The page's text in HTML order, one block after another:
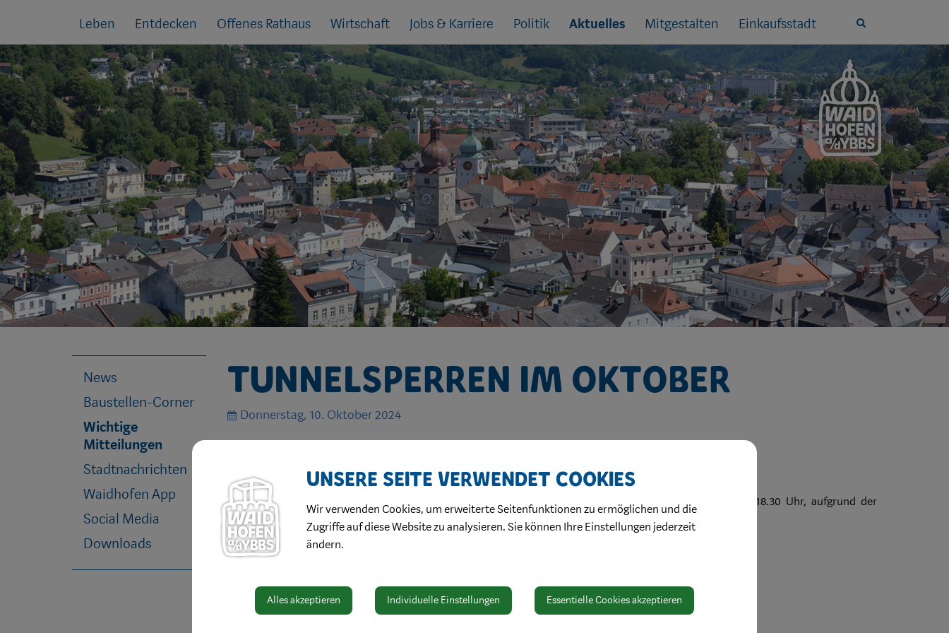
Sprungmarken
zu:
Leben Entdecken Offenes Rathaus Wirtschaft Jobs & Karriere Politik Aktuelles Mitgestalten Einkaufsstadt
Site
Tunnelsperren im Oktober
Donnerstag, 10. Oktober 2024
DerBuchenbergtunnel
ist von Montag, 14. Oktober bis Donnerstag, 17. Oktober, jeweils von 8.00 bis 18.30 Uhr, aufgrund der
Herbstreinigung gesperrt.
DerSchillerparktunnelist von Donnerstag, 17. Oktober, 19.00 Uhr bis Freitag, 18. Oktober, 05.30 Uhr gesperrt.
Die Öffnungszeiten werden dem Arbeitsfortschritt angepasst und können somit auch früher möglich sein.
Wir bitten um Ihr Verständnis!
News
Baustellen-Corner
Wichtige
Mitteilungen
Stadtnachrichten
Waidhofen App
Social Media
Downloads
Unsere Seite verwendet Cookies
Wir verwenden Cookies, um erweiterte Seitenfunktionen zu ermöglichen und die
Zugriffe auf diese Website zu analysieren. Sie können Ihre Einstellungen jederzeit
ändern.
Alles akzeptieren Individuelle Einstellungen Essentielle Cookies akzeptieren